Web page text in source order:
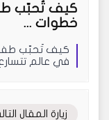
كيف تُحبّب
خطوات ...
كيف تُحبّب
في عالم
زيارة المقال